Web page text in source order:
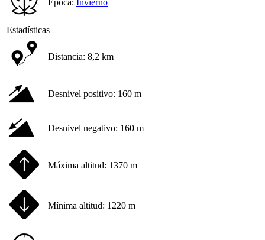
Época: Invierno
Estadísticas
Distancia: 8,2 km
Desnivel positivo: 160 m
Desnivel negativo: 160 m
Máxima altitud: 1370 m
Mínima altitud: 1220 m